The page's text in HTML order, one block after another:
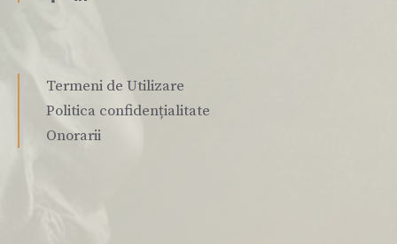
Termeni de Utilizare
Politica confidențialitate
Onorarii